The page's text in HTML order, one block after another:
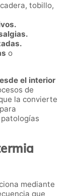
tobillo,
o
el interior
de
la convierte
mediante
que